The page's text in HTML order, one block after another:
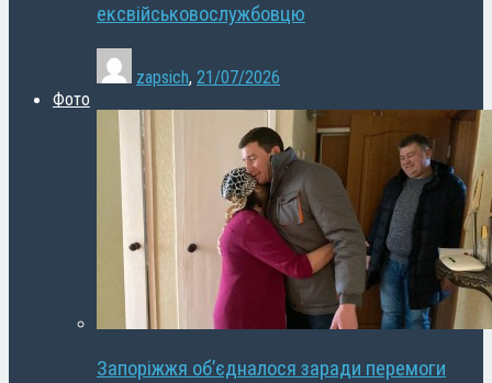
ексвійськовослужбовцю
zapsich, 21/07/2026
Фото
Запоріжжя об’єдналося заради перемоги